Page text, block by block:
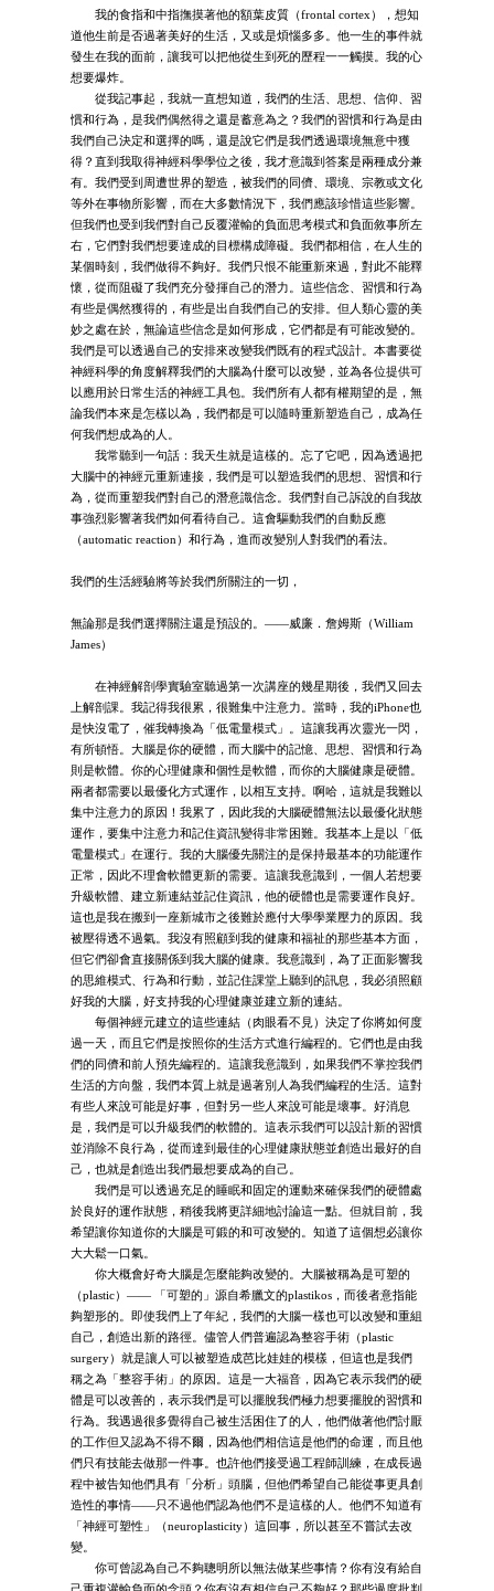
我的食指和中指撫摸著他的額葉皮質（frontal cortex），想知
道他生前是否過著美好的生活，又或是煩惱多多。他一生的事件就
發生在我的面前，讓我可以把他從生到死的歷程一一觸摸。我的心
想要爆炸。
從我記事起，我就一直想知道，我們的生活、思想、信仰、習
慣和行為，是我們偶然得之還是蓄意為之？我們的習慣和行為是由
我們自己決定和選擇的嗎，還是說它們是我們透過環境無意中獲
得？直到我取得神經科學學位之後，我才意識到答案是兩種成分兼
有。我們受到周遭世界的塑造，被我們的同儕、環境、宗教或文化
等外在事物所影響，而在大多數情況下，我們應該珍惜這些影響。
但我們也受到我們對自己反覆灌輸的負面思考模式和負面敘事所左
右，它們對我們想要達成的目標構成障礙。我們都相信，在人生的
某個時刻，我們做得不夠好。我們只恨不能重新來過，對此不能釋
懷，從而阻礙了我們充分發揮自己的潛力。這些信念、習慣和行為
有些是偶然獲得的，有些是出自我們自己的安排。但人類心靈的美
妙之處在於，無論這些信念是如何形成，它們都是有可能改變的。
我們是可以透過自己的安排來改變我們既有的程式設計。本書要從
神經科學的角度解釋我們的大腦為什麼可以改變，並為各位提供可
以應用於日常生活的神經工具包。我們所有人都有權期望的是，無
論我們本來是怎樣以為，我們都是可以隨時重新塑造自己，成為任
何我們想成為的人。
我常聽到一句話：我天生就是這樣的。忘了它吧，因為透過把
大腦中的神經元重新連接，我們是可以塑造我們的思想、習慣和行
為，從而重塑我們對自己的潛意識信念。我們對自己訴說的自我故
事強烈影響著我們如何看待自己。這會驅動我們的自動反應
（automatic reaction）和行為，進而改變別人對我們的看法。
我們的生活經驗將等於我們所關注的一切，
無論那是我們選擇關注還是預設的。——威廉．詹姆斯（William
James）
在神經解剖學實驗室聽過第一次講座的幾星期後，我們又回去
上解剖課。我記得我很累，很難集中注意力。當時，我的iPhone也
是快沒電了，催我轉換為「低電量模式」。這讓我再次靈光一閃，
有所頓悟。大腦是你的硬體，而大腦中的記憶、思想、習慣和行為
則是軟體。你的心理健康和個性是軟體，而你的大腦健康是硬體。
兩者都需要以最優化方式運作，以相互支持。啊哈，這就是我難以
集中注意力的原因！我累了，因此我的大腦硬體無法以最優化狀態
運作，要集中注意力和記住資訊變得非常困難。我基本上是以「低
電量模式」在運行。我的大腦優先關注的是保持最基本的功能運作
正常，因此不理會軟體更新的需要。這讓我意識到，一個人若想要
升級軟體、建立新連結並記住資訊，他的硬體也是需要運作良好。
這也是我在搬到一座新城市之後難於應付大學學業壓力的原因。我
被壓得透不過氣。我沒有照顧到我的健康和福祉的那些基本方面，
但它們卻會直接關係到我大腦的健康。我意識到，為了正面影響我
的思維模式、行為和行動，並記住課堂上聽到的訊息，我必須照顧
好我的大腦，好支持我的心理健康並建立新的連結。
每個神經元建立的這些連結（肉眼看不見）決定了你將如何度
過一天，而且它們是按照你的生活方式進行編程的。它們也是由我
們的同儕和前人預先編程的。這讓我意識到，如果我們不掌控我們
生活的方向盤，我們本質上就是過著別人為我們編程的生活。這對
有些人來說可能是好事，但對另一些人來說可能是壞事。好消息
是，我們是可以升級我們的軟體的。這表示我們可以設計新的習慣
並消除不良行為，從而達到最佳的心理健康狀態並創造出最好的自
己，也就是創造出我們最想要成為的自己。
我們是可以透過充足的睡眠和固定的運動來確保我們的硬體處
於良好的運作狀態，稍後我將更詳細地討論這一點。但就目前，我
希望讓你知道你的大腦是可鍛的和可改變的。知道了這個想必讓你
大大鬆一口氣。
你大概會好奇大腦是怎麼能夠改變的。大腦被稱為是可塑的
（plastic）—— 「可塑的」源自希臘文的plastikos，而後者意指能
夠塑形的。即使我們上了年紀，我們的大腦一樣也可以改變和重組
自己，創造出新的路徑。儘管人們普遍認為整容手術（plastic
surgery）就是讓人可以被塑造成芭比娃娃的模樣，但這也是我們
稱之為「整容手術」的原因。這是一大福音，因為它表示我們的硬
體是可以改善的，表示我們是可以擺脫我們極力想要擺脫的習慣和
行為。我遇過很多覺得自己被生活困住了的人，他們做著他們討厭
的工作但又認為不得不爾，因為他們相信這是他們的命運，而且他
們只有技能去做那一件事。也許他們接受過工程師訓練，在成長過
程中被告知他們具有「分析」頭腦，但他們希望自己能從事更具創
造性的事情——只不過他們認為他們不是這樣的人。他們不知道有
「神經可塑性」（neuroplasticity）這回事，所以甚至不嘗試去改
變。
你可曾認為自己不夠聰明所以無法做某些事情？你有沒有給自